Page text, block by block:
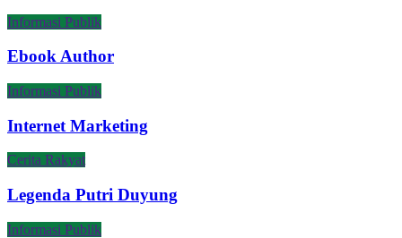
Informasi Publik
Ebook Author
Informasi Publik
Internet Marketing
Cerita Rakyat
Legenda Putri Duyung
Informasi Publik